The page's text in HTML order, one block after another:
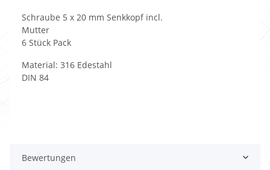
Schraube 5 x 20 mm Senkkopf incl.
Mutter
6 Stück Pack
Material: 316 Edestahl
DIN 84
Bewertungen